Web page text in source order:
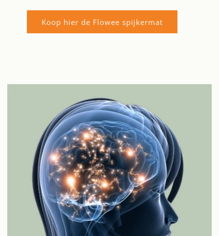
Koop hier de Flowee spijkermat